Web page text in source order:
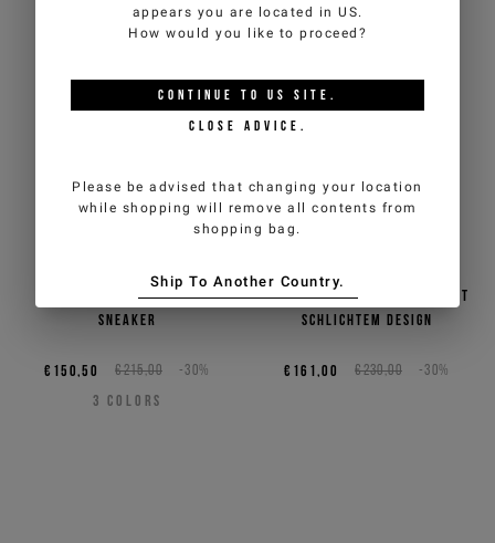
Mehrfarbiger Low-Top-
Sneaker
€215,00 -30%
€150,50
3 COLORS
Optisch weißer Sneaker mit
schlichtem Design
€230,00 -30%
€161,00
appears you are located in US.
How would you like to proceed?
CONTINUE TO US SITE.
CLOSE ADVICE.
Please be advised that changing your location
while shopping will remove all contents from
shopping bag.
Ship To Another Country.